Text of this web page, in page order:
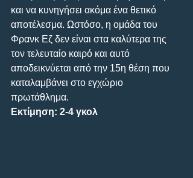
και να κυνηγήσει ακόμα ένα θετικό
αποτέλεσμα. Ωστόσο, η ομάδα του
Φρανκ Εζ δεν είναι στα καλύτερα της
τον τελευταίο καιρό και αυτό
αποδεικνύεται από την 15η θέση που
καταλαμβάνει στο εγχώριο
πρωτάθλημα.
Εκτίμηση: 2-4 γκολ